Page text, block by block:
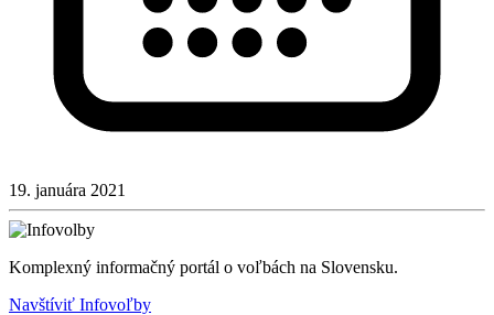
19. januára 2021
Komplexný informačný portál o voľbách na Slovensku.
Navštíviť Infovoľby